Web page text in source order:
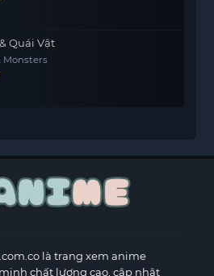
Quái Vật
Monsters
là trang xem anime
chất lượng cao, cập nhật